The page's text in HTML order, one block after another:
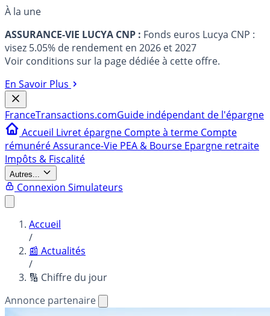
À la une
ASSURANCE-VIE LUCYA CNP : Fonds euros Lucya CNP :
visez 5.05% de rendement en 2026 et 2027
Voir conditions sur la page dédiée à cette offre.
En Savoir Plus
FranceTransactions.comGuide indépendant de l'épargne
Accueil Livret épargne Compte à terme Compte
rémunéréAssurance-Vie PEA & Bourse Epargne retraite
Impôts & Fiscalité
Autres...
Connexion Simulateurs
Accueil
/
📰 Actualités
/
🔢 Chiffre du jour
Annonce partenaire